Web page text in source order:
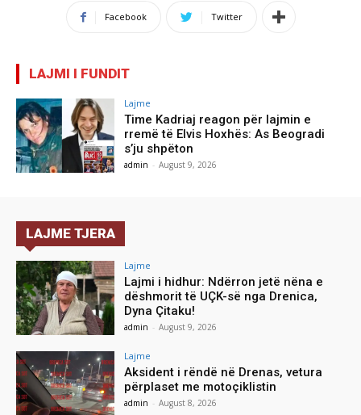
Facebook Twitter
LAJMI I FUNDIT
Lajme
Time Kadriaj reagon për lajmin e
rremë të Elvis Hoxhës: As Beogradi
s’ju shpëton
admin - August 9, 2026
LAJME TJERA
Lajme
Lajmi i hidhur: Ndërron jetë nëna e
dëshmorit të UÇK-së nga Drenica,
Dyna Çitaku!
admin - August 9, 2026
Lajme
Aksident i rëndë në Drenas, vetura
përplaset me motoçiklistin
admin - August 8, 2026